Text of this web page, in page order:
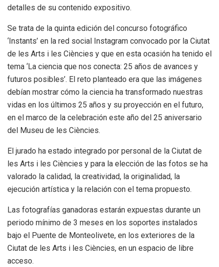
detalles de su contenido expositivo.
Se trata de la quinta edición del concurso fotográfico
‘Instants’ en la red social Instagram convocado por la Ciutat
de les Arts i les Ciències y que en esta ocasión ha tenido el
tema ‘La ciencia que nos conecta: 25 años de avances y
futuros posibles’. El reto planteado era que las imágenes
debían mostrar cómo la ciencia ha transformado nuestras
vidas en los últimos 25 años y su proyección en el futuro,
en el marco de la celebración este año del 25 aniversario
del Museu de les Ciències.
El jurado ha estado integrado por personal de la Ciutat de
les Arts i les Ciències y para la elección de las fotos se ha
valorado la calidad, la creatividad, la originalidad, la
ejecución artística y la relación con el tema propuesto.
Las fotografías ganadoras estarán expuestas durante un
periodo mínimo de 3 meses en los soportes instalados
bajo el Puente de Monteolivete, en los exteriores de la
Ciutat de les Arts i les Ciències, en un espacio de libre
acceso.